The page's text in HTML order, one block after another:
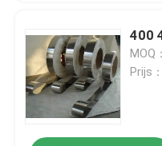
400
MOQ
Prijs